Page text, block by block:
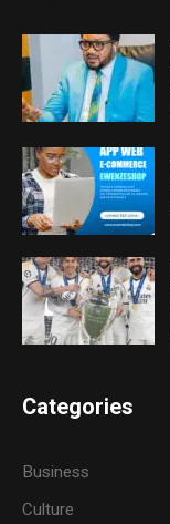
Categories
Business
Culture